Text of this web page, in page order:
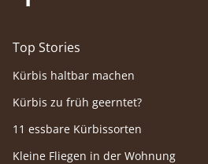
Top Stories
Kürbis haltbar machen
Kürbis zu früh geerntet?
11 essbare Kürbissorten
Kleine Fliegen in der Wohnung